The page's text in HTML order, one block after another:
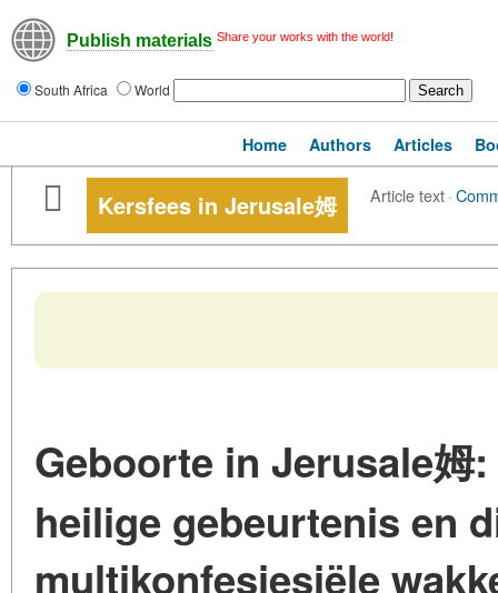
Publish materials Share your works with the world!
South Africa World
Home Authors Articles
Kersfees in Jerusale姆 Article text·
Geboorte in Jerusale姆
heilige gebeurtenis en
multikonfesiesiële